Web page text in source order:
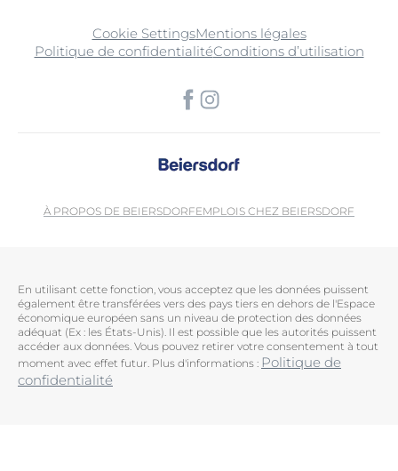
Cookie SettingsMentions légales
Politique de confidentialitéConditions d’utilisation
À PROPOS DE BEIERSDORFEMPLOIS CHEZ BEIERSDORF
En utilisant cette fonction, vous acceptez que les données puissent
également être transférées vers des pays tiers en dehors de l'Espace
économique européen sans un niveau de protection des données
adéquat (Ex : les États-Unis). Il est possible que les autorités puissent
accéder aux données. Vous pouvez retirer votre consentement à tout
moment avec effet futur. Plus d'informations : Politique de
confidentialité